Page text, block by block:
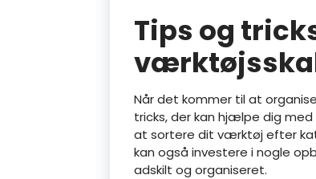
Tips og
Når det kommer til at
tricks, der kan hjælpe dig
at sortere dit værktøj efter
kan også investere i nogle
adskilt og organiseret.